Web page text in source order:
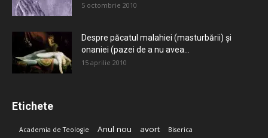
5 octombrie 2010
Despre păcatul malahiei (masturbării) şi
onaniei (pazei de a nu avea...
15 aprilie 2010
Etichete
Academia de Teologie Anul nou avort Biserica